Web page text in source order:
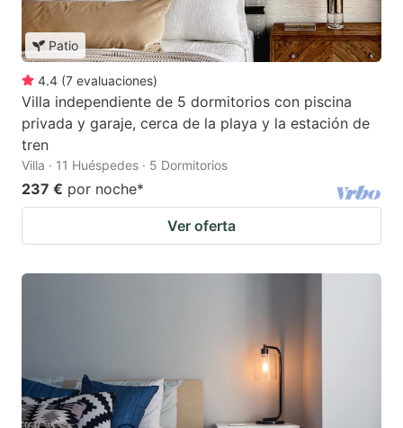
Patio
4.4 (7 evaluaciones)
Villa independiente de 5 dormitorios con piscina
privada y garaje, cerca de la playa y la estación de
tren
Villa · 11 Huéspedes · 5 Dormitorios
237 € por noche*
Ver oferta